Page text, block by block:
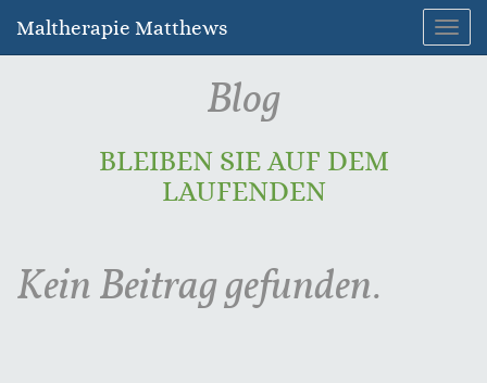
Maltherapie Matthews
Blog
BLEIBEN SIE AUF DEM
LAUFENDEN
Kein Beitrag gefunden.